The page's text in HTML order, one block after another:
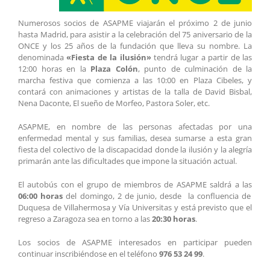
Numerosos socios de ASAPME viajarán el próximo 2 de junio
hasta Madrid, para asistir a la celebración del 75 aniversario de la
ONCE y los 25 años de la fundación que lleva su nombre. La
denominada «Fiesta de la ilusión»tendrá lugar a partir de las
12:00 horas en la Plaza Colón, punto de culminación de la
marcha festiva que comienza a las 10:00 en Plaza Cibeles, y
contará con animaciones y artistas de la talla de David Bisbal,
Nena Daconte, El sueño de Morfeo, Pastora Soler, etc.
ASAPME, en nombre de las personas afectadas por una
enfermedad mental y sus familias, desea sumarse a esta gran
fiesta del colectivo de la discapacidad donde la ilusión y la alegría
primarán ante las dificultades que impone la situación actual.
El autobús con el grupo de miembros de ASAPME saldrá a las
06:00 horas del domingo, 2 de junio, desde la confluencia de
Duquesa de Villahermosa y Vía Universitas y está previsto que el
regreso a Zaragoza sea en torno a las20:30 horas.
Los socios de ASAPME interesados en participar pueden
continuar inscribiéndose en el teléfono 976 53 24 99.